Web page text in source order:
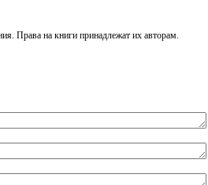
Права на книги принадлежат их авторам.